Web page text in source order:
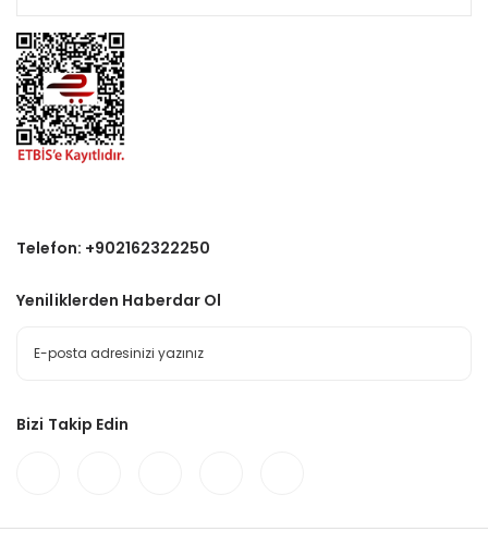
Telefon: +902162322250
Yeniliklerden Haberdar Ol
Bizi Takip Edin